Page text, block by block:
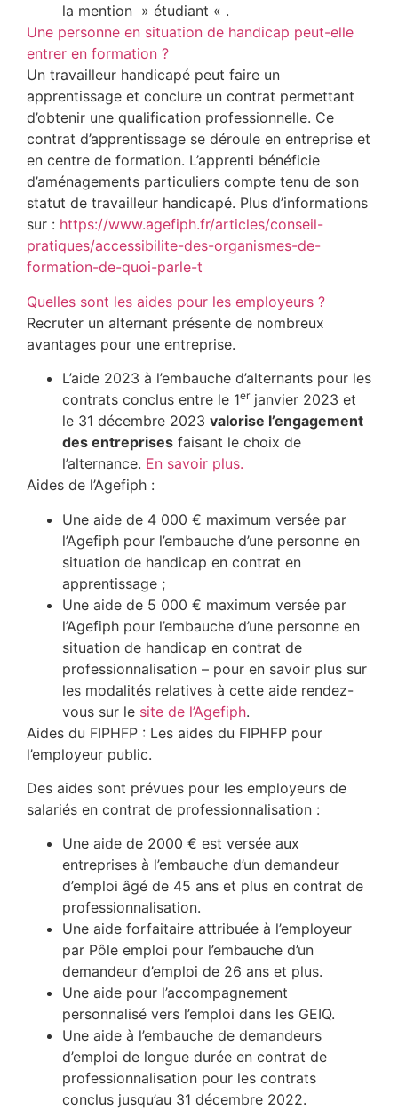
la mention » étudiant « .
Une personne en situation de handicap peut-elle
entrer en formation ?
Un travailleur handicapé peut faire un
apprentissage et conclure un contrat permettant
d’obtenir une qualification professionnelle. Ce
contrat d’apprentissage se déroule en entreprise et
en centre de formation. L’apprenti bénéficie
d’aménagements particuliers compte tenu de son
statut de travailleur handicapé. Plus d’informations
sur : https://www.agefiph.fr/articles/conseil-
pratiques/accessibilite-des-organismes-de-
formation-de-quoi-parle-t
Quelles sont les aides pour les employeurs ?
Recruter un alternant présente de nombreux
avantages pour une entreprise.
L’aide 2023 à l’embauche d’alternants pour les
contrats conclus entre le 1erjanvier 2023 et
le 31 décembre 2023 valorise l’engagement
des entreprises faisant le choix de
l’alternance. En savoir plus.
Aides de l’Agefiph :
Une aide de 4 000 € maximum versée par
l’Agefiph pour l’embauche d’une personne en
situation de handicap en contrat en
apprentissage ;
Une aide de 5 000 € maximum versée par
l’Agefiph pour l’embauche d’une personne en
situation de handicap en contrat de
professionnalisation – pour en savoir plus sur
les modalités relatives à cette aide rendez-
vous sur le site de l’Agefiph.
Aides du FIPHFP : Les aides du FIPHFP pour
l’employeur public.
Des aides sont prévues pour les employeurs de
salariés en contrat de professionnalisation :
Une aide de 2000 € est versée aux
entreprises à l’embauche d’un demandeur
d’emploi âgé de 45 ans et plus en contrat de
professionnalisation.
Une aide forfaitaire attribuée à l’employeur
par Pôle emploi pour l’embauche d’un
demandeur d’emploi de 26 ans et plus.
Une aide pour l’accompagnement
personnalisé vers l’emploi dans les GEIQ.
Une aide à l’embauche de demandeurs
d’emploi de longue durée en contrat de
professionnalisation pour les contrats
conclus jusqu’au 31 décembre 2022.